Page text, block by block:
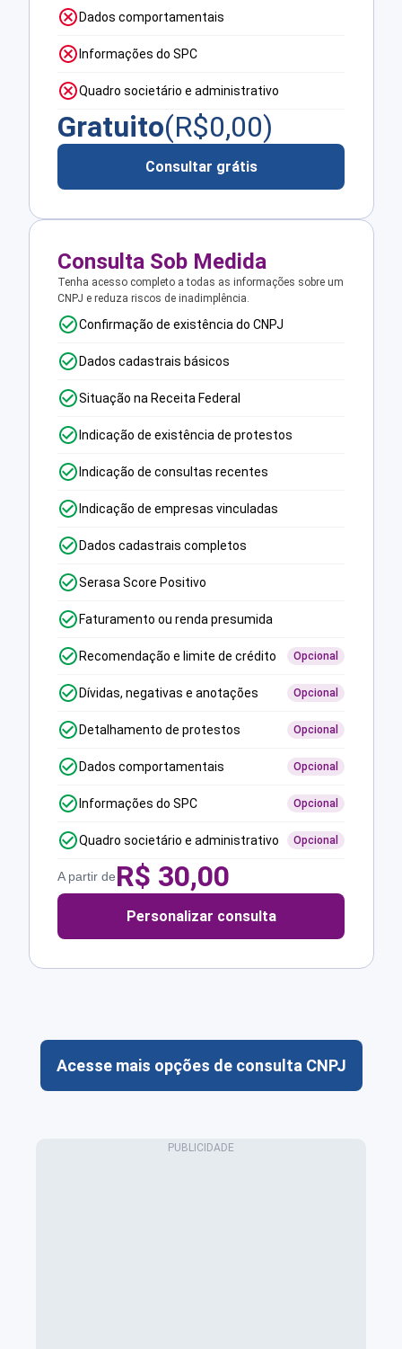
Dados comportamentais
Informações do SPC
Quadro societário e administrativo
Gratuito(R$0,00)
Consultar grátis
Consulta Sob Medida
Tenha acesso completo a todas as informações sobre um
CNPJ e reduza riscos de inadimplência.
Confirmação de existência do CNPJ
Dados cadastrais básicos
Situação na Receita Federal
Indicação de existência de protestos
Indicação de consultas recentes
Indicação de empresas vinculadas
Dados cadastrais completos
Serasa Score Positivo
Faturamento ou renda presumida
Recomendação e limite de crédito Opcional
Dívidas, negativas e anotações Opcional
Detalhamento de protestos Opcional
Dados comportamentais Opcional
Informações do SPC Opcional
Quadro societário e administrativo Opcional
A partir deR$ 30,00
Personalizar consulta
Acesse mais opções de consulta CNPJ